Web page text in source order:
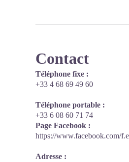
Contact
Téléphone fixe :
+33 4 68 69 49 60
Téléphone portable :
+33 6 08 60 71 74
Page Facebook :
https://www.facebook.com/
Adresse :